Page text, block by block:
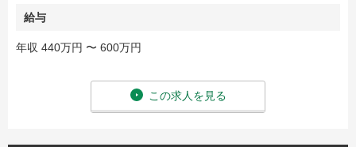
給与
年収 440万円 〜 600万円
この求人を見る